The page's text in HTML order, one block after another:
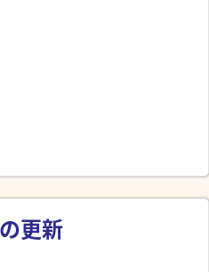
更新